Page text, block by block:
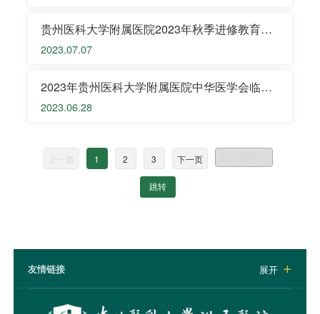
贵州医科大学附属医院2023年秋季进修教育招
生公告
2023.07.07
2023年贵州医科大学附属医院中华医学会临床
药师规范化培训招生简章
2023.06.28
上一页 1 2 3 下一页
跳转
友情链接 展开 